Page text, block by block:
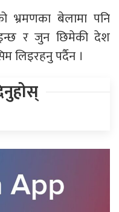
भ्रमणका बेलामा पनि
र जुन छिमेकी देश
लिइरहनु पर्दैन ।